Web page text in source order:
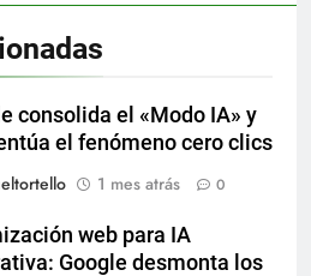
consolida el «Modo IA» y
el fenómeno cero clics
1 mes atrás 0
web para IA
Google desmonta los